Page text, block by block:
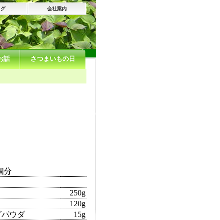
会社案内
話 さつまいもの日
分
250g
120g
ウダ
15g